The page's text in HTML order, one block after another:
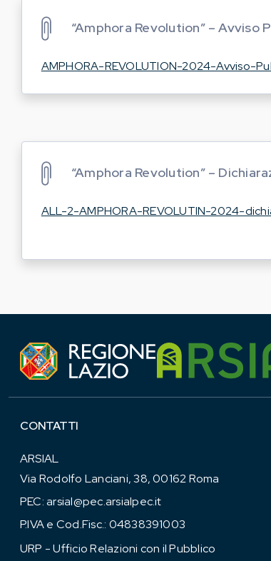
“Amphora Revolution” – Avviso
AMPHORA-REVOLUTION-2024-Avviso-
“Amphora Revolution” –
ALL-2-AMPHORA-REVOLUTIN-2024-
CONTATTI
ARSIAL
Via Rodolfo Lanciani, 38, 00162 Roma
PEC:arsial@pec.arsialpec.it
P.IVA e Cod.Fisc.: 04838391003
URP - Ufficio Relazioni con il Pubblico